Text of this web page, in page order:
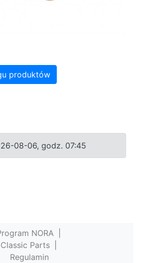
produktów
08-06, godz. 07:45
NORA
Classic Parts
Regulamin